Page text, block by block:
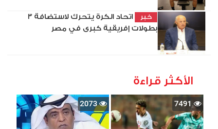
خبر
اتحاد الكرة يتحرك لاستضافة 3
بطولات إفريقية كبرى في مصر
الأكثر قراءة
7491
2073